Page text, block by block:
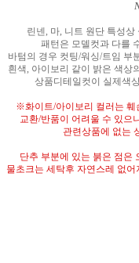
린넨, 마, 니트 원단 특성상
패턴은 모델컷과 다를
바텀의 경우 컷팅/워싱/트임 부
흰색, 아이보리 같이 밝은 색상
상품디테일컷이 실제색
※화이트/아이보리 컬러는 훼
교환/반품이 어려울 수 있으
관련상품에 없는
단추 부분에 있는 붉은 점은
물초크는 세탁후 자연스레 없